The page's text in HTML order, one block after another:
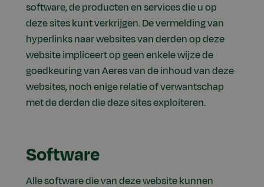
software, de producten en services die u op
deze sites kunt verkrijgen. De vermelding van
hyperlinks naar websites van derden op deze
website impliceert op geen enkele wijze de
goedkeuring van Aeres van de inhoud van deze
websites, noch enige relatie of verwantschap
met de derden die deze sites exploiteren.
Software
Alle software die van deze website kunnen